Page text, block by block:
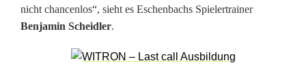
p
nicht chancenlos“, sieht es Eschenbachs Spielertrainer
Benjamin Scheidler.